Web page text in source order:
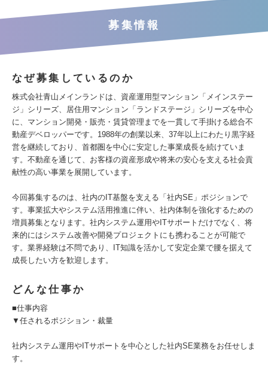
募集情報
なぜ募集しているのか
株式会社青山メインランドは、資産運用型マンション「メインステー
ジ」シリーズ、居住用マンション「ランドステージ」シリーズを中心
に、マンション開発・販売・賃貸管理までを一貫して手掛ける総合不
動産デベロッパーです。1988年の創業以来、37年以上にわたり黒字経
営を継続しており、首都圏を中心に安定した事業成長を続けていま
す。不動産を通じて、お客様の資産形成や将来の安心を支える社会貢
献性の高い事業を展開しています。
今回募集するのは、社内のIT基盤を支える「社内SE」ポジションで
す。事業拡大やシステム活用推進に伴い、社内体制を強化するための
増員募集となります。社内システム運用やITサポートだけでなく、将
来的にはシステム改善や開発プロジェクトにも携わることが可能で
す。業界経験は不問であり、IT知識を活かして安定企業で腰を据えて
成長したい方を歓迎します。
どんな仕事か
■仕事内容
▼任されるポジション・裁量
社内システム運用やITサポートを中心とした社内SE業務をお任せしま
す。